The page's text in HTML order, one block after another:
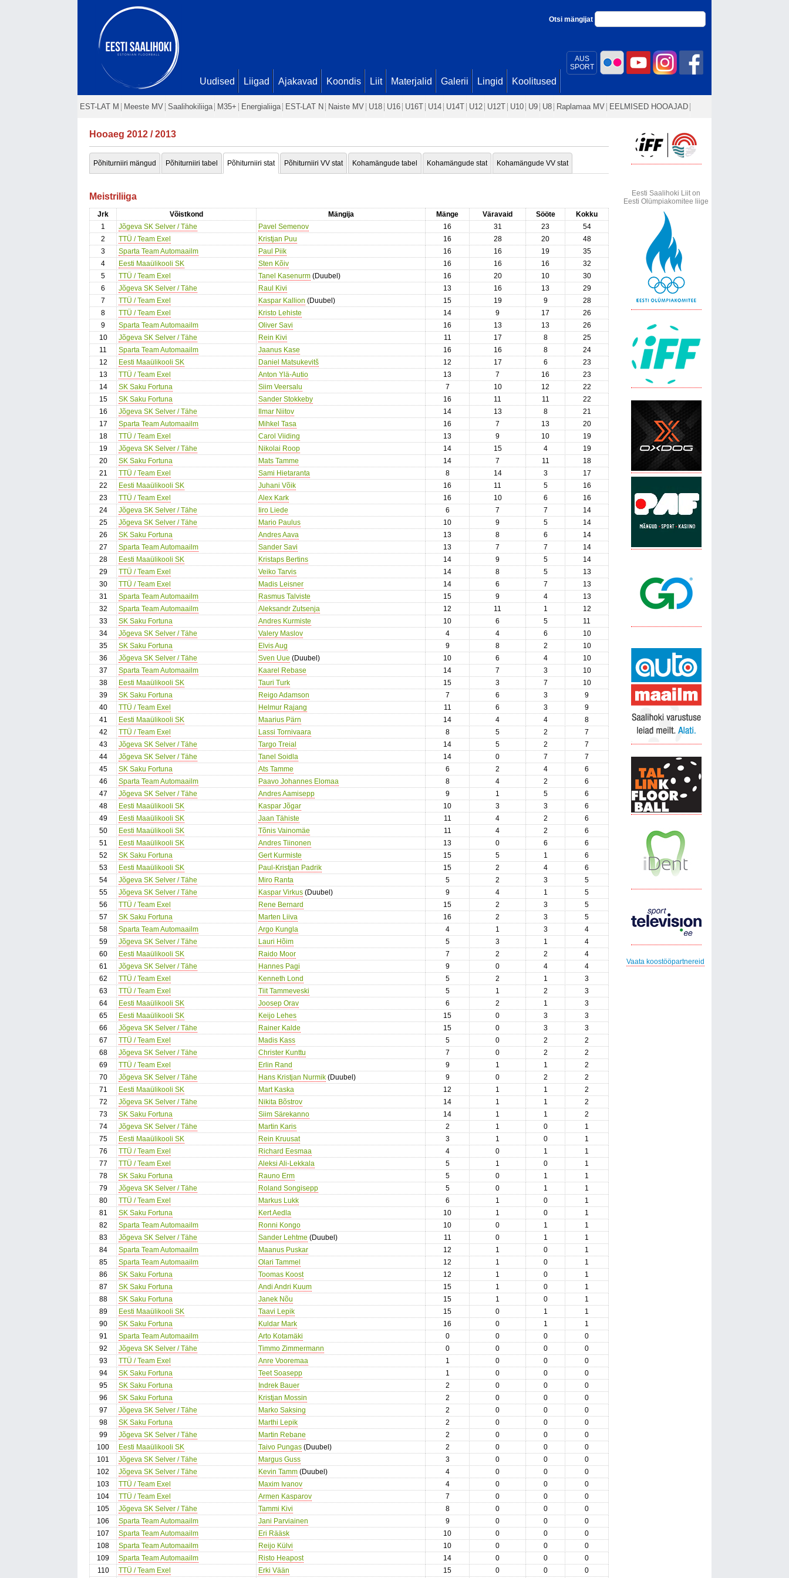
AUS
SPORT
Otsi mängijat
Uudised Liigad Ajakavad Koondis Liit Materjalid Galerii Lingid Koolitused
EST-LAT M Meeste MV Saalihokiliiga M35+ Energialiiga EST-LAT N Naiste MV U18 U16 U16T U14 U14T U12 U12T U10 U9 U8 Raplamaa MV EELMISED HOOAJAD
Hooaeg 2012 / 2013
Põhiturniiri mängud Põhiturniiri tabel Põhiturniiri stat Põhiturniiri VV stat Kohamängude tabel Kohamängude stat Kohamängude VV stat
Meistriliiga
Jrk Võistkond Mängija Mänge Väravaid Sööte
Kokku
1
Jõgeva SK Selver / Tähe Pavel Semenov 16 31 23
54
2
TTÜ / Team Exel Kristjan Puu 16 28 20
48
3
Sparta Team Automaailm Paul Piik 16 16 19
35
4
Eesti Maaülikooli SK Sten Kõiv 16 16 16
32
5
TTÜ / Team Exel Tanel Kasenurm (Duubel) 16 20 10
30
6
Jõgeva SK Selver / Tähe Raul Kivi 13 16 13
29
7
TTÜ / Team Exel Kaspar Kallion (Duubel) 15 19 9
28
8
TTÜ / Team Exel Kristo Lehiste 14 9 17
26
9
Sparta Team Automaailm Oliver Savi 16 13 13
26
10
Jõgeva SK Selver / Tähe Rein Kivi 11 17 8
25
11
Sparta Team Automaailm Jaanus Kase 16 16 8
24
12
Eesti Maaülikooli SK Daniel Matsukevitš 12 17 6
23
13
TTÜ / Team Exel Anton Ylä-Autio 13 7 16
23
14
SK Saku Fortuna Siim Veersalu 7 10 12
22
15
SK Saku Fortuna Sander Stokkeby 16 11 11
22
16
Jõgeva SK Selver / Tähe Ilmar Niitov 14 13 8
21
17
Sparta Team Automaailm Mihkel Tasa 16 7 13
20
18
TTÜ / Team Exel Carol Viiding 13 9 10
19
19
Jõgeva SK Selver / Tähe Nikolai Roop 14 15 4
19
20
SK Saku Fortuna Mats Tamme 14 7 11
18
21
TTÜ / Team Exel Sami Hietaranta 8 14 3
17
22
Eesti Maaülikooli SK Juhani Võik 16 11 5
16
23
TTÜ / Team Exel Alex Kark 16 10 6
16
24
Jõgeva SK Selver / Tähe Iiro Liede 6 7 7
14
25
Jõgeva SK Selver / Tähe Mario Paulus 10 9 5
14
26
SK Saku Fortuna Andres Aava 13 8 6
14
27
Sparta Team Automaailm Sander Savi 13 7 7
14
28
Eesti Maaülikooli SK Kristaps Bertins 14 9 5
14
29
TTÜ / Team Exel Veiko Tarvis 14 8 5
13
30
TTÜ / Team Exel Madis Leisner 14 6 7
13
31
Sparta Team Automaailm Rasmus Talviste 15 9 4
13
32
Sparta Team Automaailm Aleksandr Zutsenja 12 11 1
12
33
SK Saku Fortuna Andres Kurmiste 10 6 5
11
34
Jõgeva SK Selver / Tähe Valery Maslov 4 4 6
10
35
SK Saku Fortuna Elvis Aug 9 8 2
10
36
Jõgeva SK Selver / Tähe Sven Uue (Duubel) 10 6 4
10
37
Sparta Team Automaailm Kaarel Rebase 14 7 3
10
38
Eesti Maaülikooli SK Tauri Turk 15 3 7
10
39
SK Saku Fortuna Reigo Adamson 7 6 3
9
40
TTÜ / Team Exel Helmur Rajang 11 6 3
9
41
Eesti Maaülikooli SK Maarius Pärn 14 4 4
8
42
TTÜ / Team Exel Lassi Tornivaara 8 5 2
7
43
Jõgeva SK Selver / Tähe Targo Treial 14 5 2
7
44
Jõgeva SK Selver / Tähe Tanel Soidla 14 0 7
7
45
SK Saku Fortuna Ats Tamme 6 2 4
6
46
Sparta Team Automaailm Paavo Johannes Elomaa 8 4 2
6
47
Jõgeva SK Selver / Tähe Andres Aamisepp 9 1 5
6
48
Eesti Maaülikooli SK Kaspar Jõgar 10 3 3
6
49
Eesti Maaülikooli SK Jaan Tähiste 11 4 2
6
50
Eesti Maaülikooli SK Tõnis Vainomäe 11 4 2
6
51
Eesti Maaülikooli SK Andres Tiinonen 13 0 6
6
52
SK Saku Fortuna Gert Kurmiste 15 5 1
6
53
Eesti Maaülikooli SK Paul-Kristjan Padrik 15 2 4
6
54
Jõgeva SK Selver / Tähe Miro Ranta 5 2 3
5
55
Jõgeva SK Selver / Tähe Kaspar Virkus (Duubel) 9 4 1
5
56
TTÜ / Team Exel Rene Bernard 15 2 3
5
57
SK Saku Fortuna Marten Liiva 16 2 3
5
58
Sparta Team Automaailm Argo Kungla 4 1 3
4
59
Jõgeva SK Selver / Tähe Lauri Hõim 5 3 1
4
60
Eesti Maaülikooli SK Raido Moor 7 2 2
4
61
Jõgeva SK Selver / Tähe Hannes Pagi 9 0 4
4
62
TTÜ / Team Exel Kenneth Lond 5 2 1
3
63
TTÜ / Team Exel Tiit Tammeveski 5 1 2
3
64
Eesti Maaülikooli SK Joosep Orav 6 2 1
3
65
Eesti Maaülikooli SK Keijo Lehes 15 0 3
3
66
Jõgeva SK Selver / Tähe Rainer Kalde 15 0 3
3
67
TTÜ / Team Exel Madis Kass 5 0 2
2
68
Jõgeva SK Selver / Tähe Christer Kunttu 7 0 2
2
69
TTÜ / Team Exel Erlin Rand 9 1 1
2
70
Jõgeva SK Selver / Tähe Hans Kristjan Nurmik (Duubel) 9 0 2
2
71
Eesti Maaülikooli SK Mart Kaska 12 1 1
2
72
Jõgeva SK Selver / Tähe Nikita Bõstrov 14 1 1
2
73
SK Saku Fortuna Siim Särekanno 14 1 1
2
74
Jõgeva SK Selver / Tähe Martin Karis 2 1 0
1
75
Eesti Maaülikooli SK Rein Kruusat 3 1 0
1
76
TTÜ / Team Exel Richard Eesmaa 4 0 1
1
77
TTÜ / Team Exel Aleksi Ali-Lekkala 5 1 0
1
78
SK Saku Fortuna Rauno Erm 5 0 1
1
79
Jõgeva SK Selver / Tähe Roland Songisepp 5 0 1
1
80
TTÜ / Team Exel Markus Lukk 6 1 0
1
81
SK Saku Fortuna Kert Aedla 10 1 0
1
82
Sparta Team Automaailm Ronni Kongo 10 0 1
1
83
Jõgeva SK Selver / Tähe Sander Lehtme (Duubel) 11 0 1
1
84
Sparta Team Automaailm Maanus Puskar 12 1 0
1
85
Sparta Team Automaailm Olari Tammel 12 1 0
1
86
SK Saku Fortuna Toomas Koost 12 1 0
1
87
SK Saku Fortuna Andi Andri Kuum 15 1 0
1
88
SK Saku Fortuna Janek Nõu 15 1 0
1
89
Eesti Maaülikooli SK Taavi Lepik 15 0 1
1
90
SK Saku Fortuna Kuldar Mark 16 0 1
1
91
Sparta Team Automaailm Arto Kotamäki 0 0 0
0
92
Jõgeva SK Selver / Tähe Timmo Zimmermann 0 0 0
0
93
TTÜ / Team Exel Anre Vooremaa 1 0 0
0
94
SK Saku Fortuna Teet Soasepp 1 0 0
0
95
SK Saku Fortuna Indrek Bauer 2 0 0
0
96
SK Saku Fortuna Kristjan Mossin 2 0 0
0
97
Jõgeva SK Selver / Tähe Marko Saksing 2 0 0
0
98
SK Saku Fortuna Marthi Lepik 2 0 0
0
99
Jõgeva SK Selver / Tähe Martin Rebane 2 0 0
0
100
Eesti Maaülikooli SK Taivo Pungas (Duubel) 2 0 0
0
101
Jõgeva SK Selver / Tähe Margus Guss 3 0 0
0
102
Jõgeva SK Selver / Tähe Kevin Tamm (Duubel) 4 0 0
0
103
TTÜ / Team Exel Maxim Ivanov 4 0 0
0
104
TTÜ / Team Exel Armen Kasparov 7 0 0
0
105
Jõgeva SK Selver / Tähe Tammi Kivi 8 0 0
0
106
Sparta Team Automaailm Jani Parviainen 9 0 0
0
107
Sparta Team Automaailm Eri Rääsk 10 0 0
0
108
Sparta Team Automaailm Reijo Külvi 10 0 0
0
109
Sparta Team Automaailm Risto Heapost 14 0 0
0
110
TTÜ / Team Exel Erki Vään 15 0 0 0
Eesti Saalihoki Liit on
Eesti Olümpiakomitee liige
Vaata koostööpartnereid